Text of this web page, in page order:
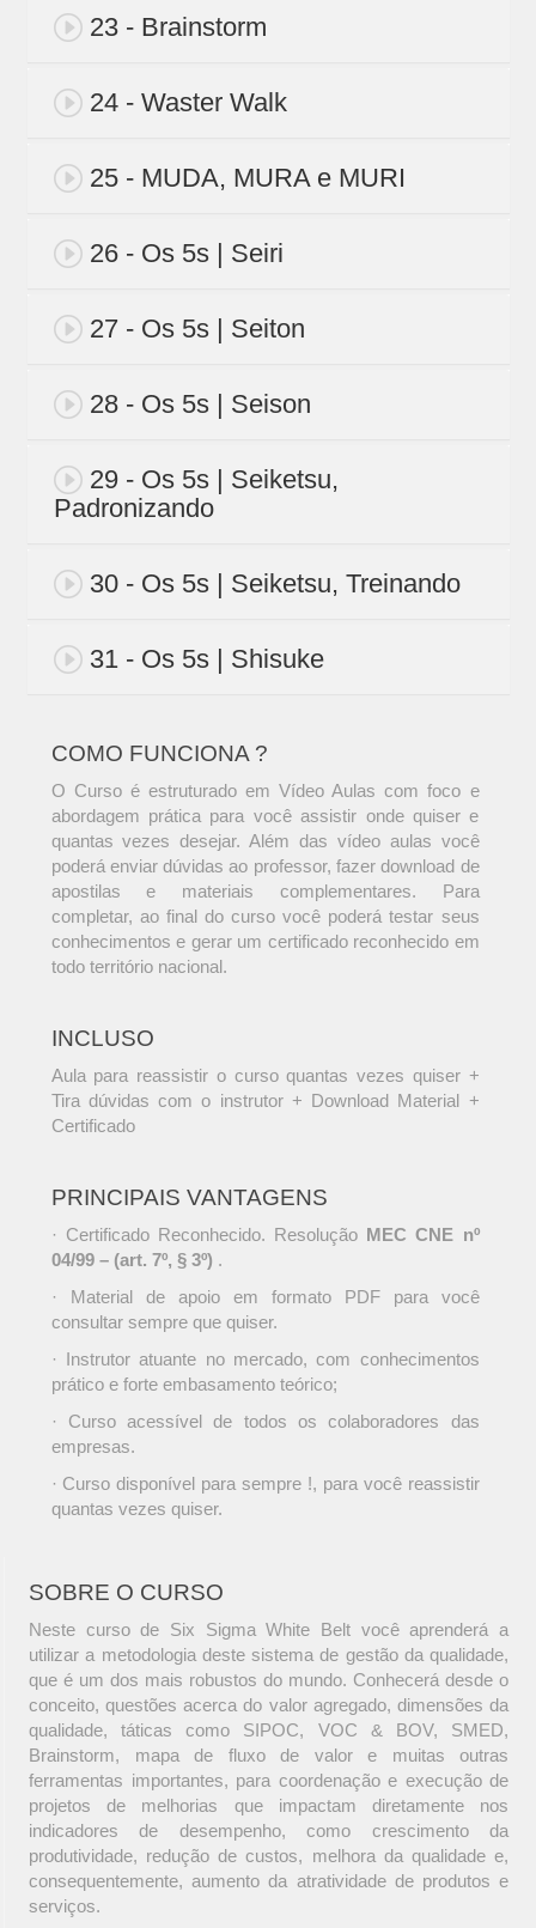
23 - Brainstorm
24 - Waster Walk
25 - MUDA, MURA e MURI
26 - Os 5s | Seiri
27 - Os 5s | Seiton
28 - Os 5s | Seison
29 - Os 5s | Seiketsu,
Padronizando
30 - Os 5s | Seiketsu, Treinando
31 - Os 5s | Shisuke
COMO FUNCIONA ?
O Curso é estruturado em Vídeo Aulas com foco e
abordagem prática para você assistir onde quiser e
quantas vezes desejar. Além das vídeo aulas você
poderá enviar dúvidas ao professor, fazer download de
apostilas e materiais complementares. Para
completar, ao final do curso você poderá testar seus
conhecimentos e gerar um certificado reconhecido em
todo território nacional.
INCLUSO
Aula para reassistir o curso quantas vezes quiser +
Tira dúvidas com o instrutor + Download Material +
Certificado
PRINCIPAIS VANTAGENS
· Certificado Reconhecido. Resolução MEC CNE nº
04/99 – (art. 7º, § 3º) .
· Material de apoio em formato PDF para você
consultar sempre que quiser.
· Instrutor atuante no mercado, com conhecimentos
prático e forte embasamento teórico;
· Curso acessível de todos os colaboradores das
empresas.
· Curso disponível para sempre !, para você reassistir
quantas vezes quiser.
SOBRE O CURSO
Neste curso de Six Sigma White Belt você aprenderá a
utilizar a metodologia deste sistema de gestão da qualidade,
que é um dos mais robustos do mundo. Conhecerá desde o
conceito, questões acerca do valor agregado, dimensões da
qualidade, táticas como SIPOC, VOC & BOV, SMED,
Brainstorm, mapa de fluxo de valor e muitas outras
ferramentas importantes, para coordenação e execução de
projetos de melhorias que impactam diretamente nos
indicadores de desempenho, como crescimento da
produtividade, redução de custos, melhora da qualidade e,
consequentemente, aumento da atratividade de produtos e
serviços.